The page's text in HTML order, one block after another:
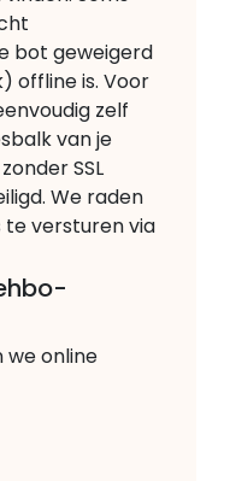
bot geweigerd
offline is. Voor
zelf
van je
SSL
We raden
te versturen via
we online